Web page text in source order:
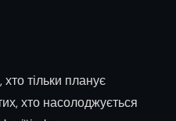
тільки планує
хто насолоджується